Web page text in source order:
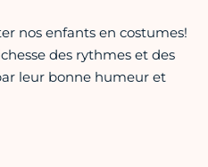
nos enfants en costumes!
des rythmes et des
leur bonne humeur et